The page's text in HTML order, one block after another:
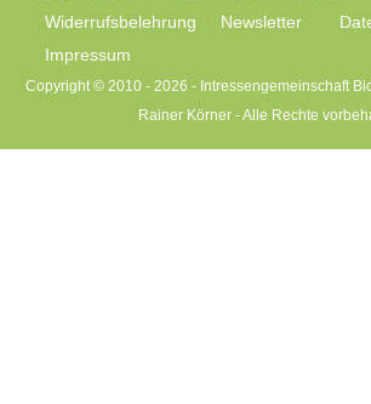
Widerrufsbelehrung
Newsletter
Impressum
Copyright © 2010 - 2026 - Intressengemeinschaft
Rainer Körner - Alle Rechte